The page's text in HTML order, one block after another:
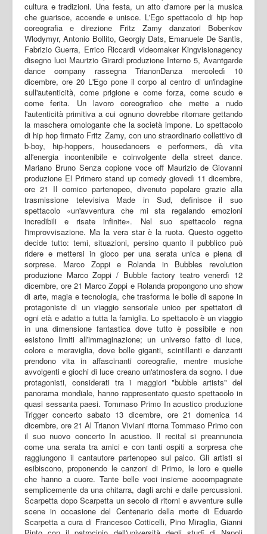
cultura e tradizioni. Una festa, un atto d'amore per la musica
che guarisce, accende e unisce. L'Ego spettacolo di hip hop
coreografia e direzione Fritz Zamy danzatori Bobenkov
Wlodymyr, Antonio Bollito, Georgiy Dats, Emanuele De Santis,
Fabrizio Guerra, Errico Riccardi videomaker Kingvisionagency
disegno luci Maurizio Girardi produzione Interno 5, Avantgarde
dance company rassegna TrianonDanza mercoledì 10
dicembre, ore 20 L'Ego pone il corpo al centro di un'indagine
sull'autenticità, come prigione e come forza, come scudo e
come ferita. Un lavoro coreografico che mette a nudo
l'autenticità primitiva a cui ognuno dovrebbe ritornare gettando
la maschera omologante che la società impone. Lo spettacolo
di hip hop firmato Fritz Zamy, con uno straordinario collettivo di
b-boy, hip-hoppers, housedancers e performers, dà vita
all'energia incontenibile e coinvolgente della street dance.
Mariano Bruno Senza copione voce off Maurizio de Giovanni
produzione El Primero stand up comedy giovedì 11 dicembre,
ore 21 Il comico partenopeo, divenuto popolare grazie alla
trasmissione televisiva Made in Sud, definisce il suo
spettacolo «un'avventura che mi sta regalando emozioni
incredibili e risate infinite». Nel suo spettacolo regna
l'improvvisazione. Ma la vera star è la ruota. Questo oggetto
decide tutto: temi, situazioni, persino quanto il pubblico può
ridere e mettersi in gioco per una serata unica e piena di
sorprese. Marco Zoppi e Rolanda in Bubbles revolution
produzione Marco Zoppi / Bubble factory teatro venerdì 12
dicembre, ore 21 Marco Zoppi e Rolanda propongono uno show
di arte, magia e tecnologia, che trasforma le bolle di sapone in
protagoniste di un viaggio sensoriale unico per spettatori di
ogni età e adatto a tutta la famiglia. Lo spettacolo è un viaggio
in una dimensione fantastica dove tutto è possibile e non
esistono limiti all'immaginazione; un universo fatto di luce,
colore e meraviglia, dove bolle giganti, scintillanti e danzanti
prendono vita in affascinanti coreografie, mentre musiche
avvolgenti e giochi di luce creano un'atmosfera da sogno. I due
protagonisti, considerati tra i maggiori "bubble artists" del
panorama mondiale, hanno rappresentato questo spettacolo in
quasi sessanta paesi. Tommaso Primo In acustico produzione
Trigger concerto sabato 13 dicembre, ore 21 domenica 14
dicembre, ore 21 Al Trianon Viviani ritorna Tommaso Primo con
il suo nuovo concerto In acustico. Il recital si preannuncia
come una serata tra amici e con tanti ospiti a sorpresa che
raggiungono il cantautore partenopeo sul palco. Gli artisti si
esibiscono, proponendo le canzoni di Primo, le loro e quelle
che hanno a cuore. Tante belle voci insieme accompagnate
semplicemente da una chitarra, dagli archi e dalle percussioni.
Scarpetta dopo Scarpetta un secolo di ritorni e avventure sulle
scene in occasione del Centenario della morte di Eduardo
Scarpetta a cura di Francesco Cotticelli, Pino Miraglia, Gianni